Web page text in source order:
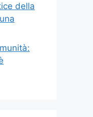
della